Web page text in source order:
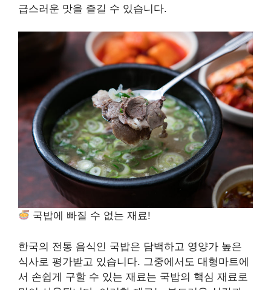
급스러운 맛을 즐길 수 있습니다.
국밥에 빠질 수 없는 재료!
한국의 전통 음식인 국밥은 담백하고 영양가 높은
식사로 평가받고 있습니다. 그중에서도 대형마트에
서 손쉽게 구할 수 있는 재료는 국밥의 핵심 재료로